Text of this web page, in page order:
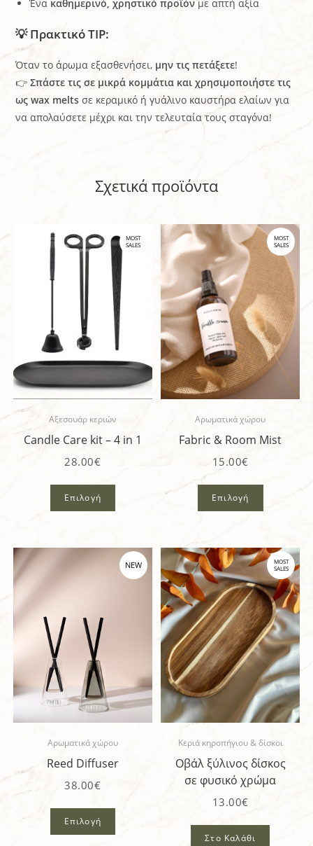
Ένα καθημερινό, χρηστικό προϊόνμε απτή αξία
💡 Πρακτικό ΤΙΡ:
Όταν το άρωμα εξασθενήσει, μην τις πετάξετε!
👉Σπάστε τις σε μικρά κομμάτια και χρησιμοποιήστε τις
ως wax melts σε κεραμικό ή γυάλινο καυστήρα ελαίων για
να απολαύσετε μέχρι και την τελευταία τους σταγόνα!
Σχετικά προϊόντα
MOST
SALES
Αξεσουάρ κεριών
Candle Care kit – 4 in 1
28.00€
Επιλογή
MOST
SALES
Αρωματικά χώρου
Fabric & Room Mist
15.00€
Επιλογή
NEW
Αρωματικά χώρου
Reed Diffuser
38.00€
Επιλογή
MOST
SALES
Κεριά κηροπήγιου & δίσκοι
Οβάλ ξύλινος δίσκος
σε φυσικό χρώμα
13.00€
Στο Καλάθι